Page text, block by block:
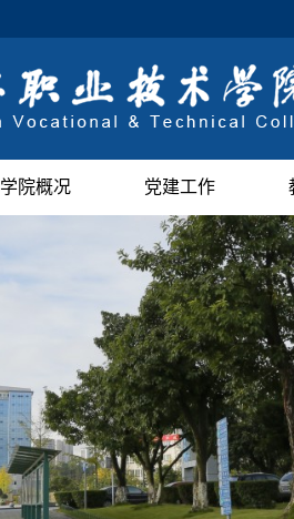
学院概况 党建工作